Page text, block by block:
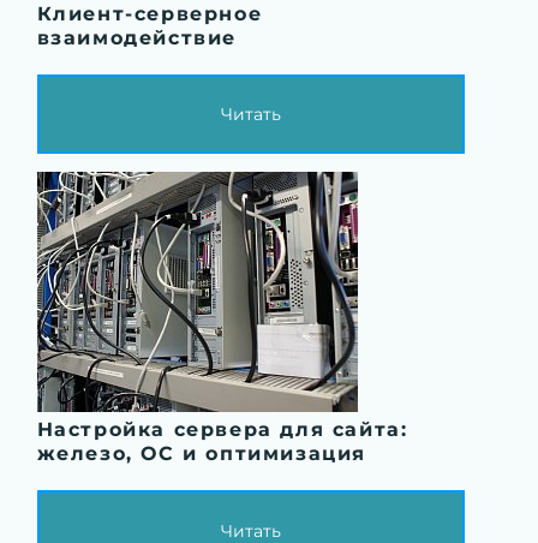
Клиент-серверное
взаимодействие
Читать
Настройка сервера для сайта:
железо, ОС и оптимизация
Читать